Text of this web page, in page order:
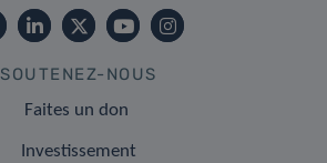
SOUTENEZ-NOUS
Faites un don
Investissement